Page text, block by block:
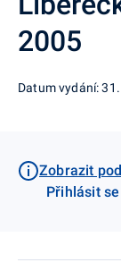
2005
Datum vydání:
Zobrazit
Přihlásit